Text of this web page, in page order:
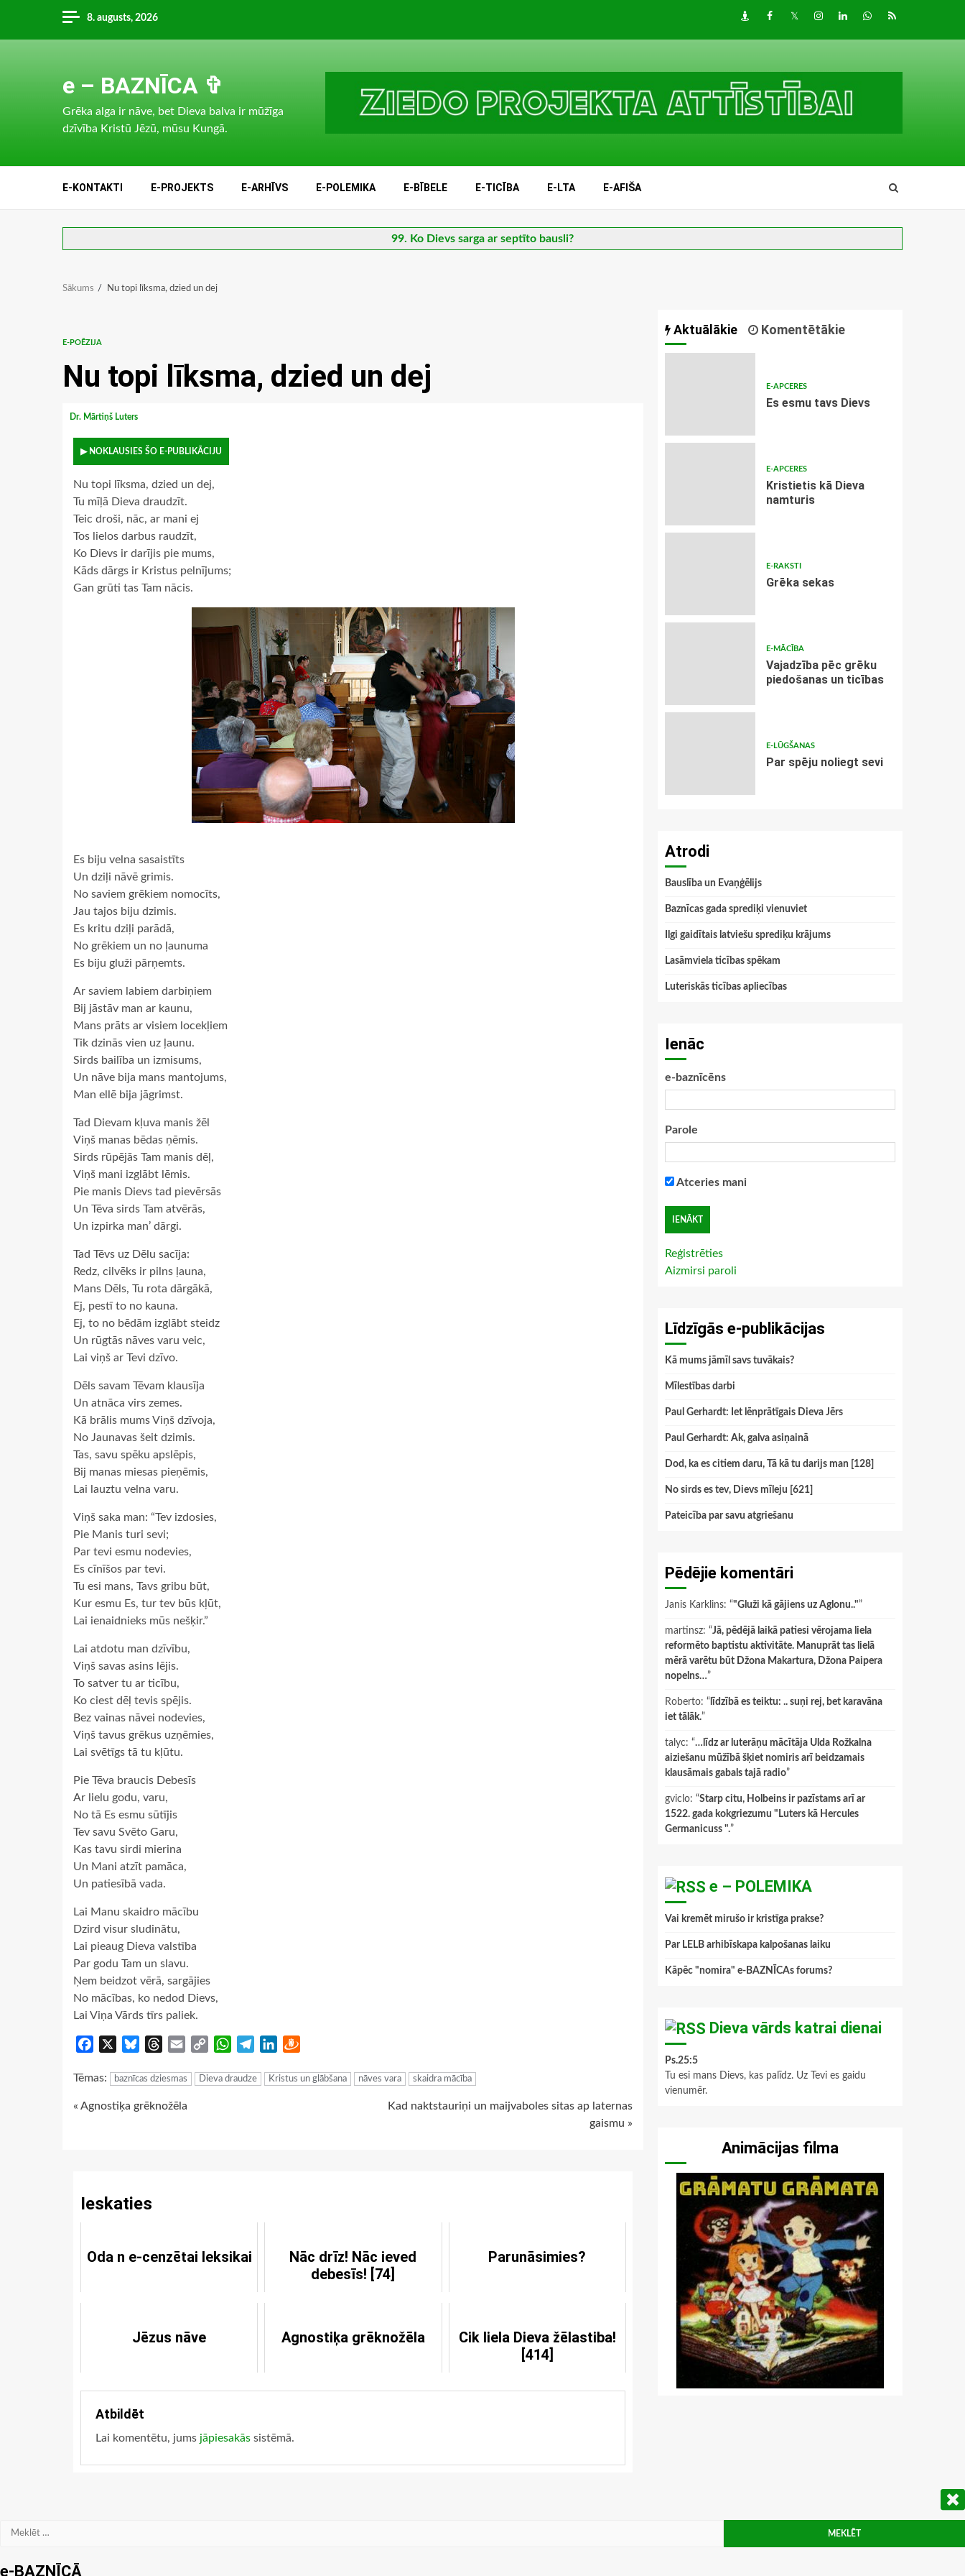
content
8. augusts, 2026 DraugiemFacebook
TwitterInstagram
LinkedInwhatsapp
RSS
e – BAZNĪCA ✞
Grēka alga ir nāve, bet Dieva balva ir mūžīga
dzīvība Kristū Jēzū, mūsu Kungā.
E-KONTAKTI E-PROJEKTS E-ARHĪVS E-POLEMIKA E-BĪBELE E-TICĪBA E-LTA E-AFIŠA
99. Ko Dievs sarga ar septīto bausli?
Sākums Nu topi līksma, dzied un dej
E-POĒZIJA
Nu topi līksma, dzied un dej
Dr. Mārtiņš Luters
▶ NOKLAUSIES ŠO E-PUBLIKĀCIJU
Nu topi līksma, dzied un dej,
Tu mīļā Dieva draudzīt.
Teic droši, nāc, ar mani ej
Tos lielos darbus raudzīt,
Ko Dievs ir darījis pie mums,
Kāds dārgs ir Kristus pelnījums;
Gan grūti tas Tam nācis.
Es biju velna sasaistīts
Un dziļi nāvē grimis.
No saviem grēkiem nomocīts,
Jau tajos biju dzimis.
Es kritu dziļi parādā,
No grēkiem un no ļaunuma
Es biju gluži pārņemts.
Ar saviem labiem darbiņiem
Bij jāstāv man ar kaunu,
Mans prāts ar visiem locekļiem
Tik dzinās vien uz ļaunu.
Sirds bailība un izmisums,
Un nāve bija mans mantojums,
Man ellē bija jāgrimst.
Tad Dievam kļuva manis žēl
Viņš manas bēdas ņēmis.
Sirds rūpējās Tam manis dēļ,
Viņš mani izglābt lēmis.
Pie manis Dievs tad pievērsās
Un Tēva sirds Tam atvērās,
Un izpirka man’ dārgi.
Tad Tēvs uz Dēlu sacīja:
Redz, cilvēks ir pilns ļauna,
Mans Dēls, Tu rota dārgākā,
Ej, pestī to no kauna.
Ej, to no bēdām izglābt steidz
Un rūgtās nāves varu veic,
Lai viņš ar Tevi dzīvo.
Dēls savam Tēvam klausīja
Un atnāca virs zemes.
Kā brālis mums Viņš dzīvoja,
No Jaunavas šeit dzimis.
Tas, savu spēku apslēpis,
Bij manas miesas pieņēmis,
Lai lauztu velna varu.
Viņš saka man: “Tev izdosies,
Pie Manis turi sevi;
Par tevi esmu nodevies,
Es cīnīšos par tevi.
Tu esi mans, Tavs gribu būt,
Kur esmu Es, tur tev būs kļūt,
Lai ienaidnieks mūs nešķir.”
Lai atdotu man dzīvību,
Viņš savas asins lējis.
To satver tu ar ticību,
Ko ciest dēļ tevis spējis.
Bez vainas nāvei nodevies,
Viņš tavus grēkus uzņēmies,
Lai svētīgs tā tu kļūtu.
Pie Tēva braucis Debesīs
Ar lielu godu, varu,
No tā Es esmu sūtījis
Tev savu Svēto Garu,
Kas tavu sirdi mierina
Un Mani atzīt pamāca,
Un patiesībā vada.
Lai Manu skaidro mācību
Dzird visur sludinātu,
Lai pieaug Dieva valstība
Par godu Tam un slavu.
Ņem beidzot vērā, sargājies
No mācības, ko nedod Dievs,
Lai Viņa Vārds tīrs paliek.
Facebook BlueskyThreads
Email
Copy
WhatsApp
TelegramLinkedIn
Tēmas: baznīcas dziesmas Dieva draudze Kristus un glābšana nāves vara skaidra mācība
Continue
« Agnostiķa grēknožēla
Kad naktstauriņi un maijvaboles sitas ap laternas
gaismu »
Ieskaties
Oda n e-cenzētai leksikai
Nāc drīz! Nāc ieved
debesīs! [74]
Parunāsimies?
Jēzus nāve Agnostiķa grēknožēla
Cik liela Dieva žēlastiba!
[414]
Atbildēt
Lai komentētu, jums jāpiesakās sistēmā.
Aktuālākie Komentētākie
E-APCERES
Es esmu tavs Dievs
E-APCERES
Kristietis kā Dieva
namturis
E-RAKSTI
Grēka sekas
E-MĀCĪBA
Vajadzība pēc grēku
piedošanas un ticības
E-LŪGŠANAS
Par spēju noliegt sevi
Atrodi
Bauslība un Evaņģēlijs
Baznīcas gada sprediķi vienuviet
Ilgi gaidītais latviešu sprediķu krājums
Lasāmviela ticības spēkam
Luteriskās ticības apliecības
Ienāc
e-baznīcēns
Parole
Atceries mani
Reģistrēties
Aizmirsi paroli
Līdzīgās e-publikācijas
Kā mums jāmīl savs tuvākais?
Mīlestības darbi
Paul Gerhardt: Iet lēnprātīgais Dieva Jērs
Paul Gerhardt: Ak, galva asiņainā
Dod, ka es citiem daru, Tā kā tu darijs man [128]
No sirds es tev, Dievs mīleju [621]
Pateicība par savu atgriešanu
Pēdējie komentāri
Janis Karklins: “"Gluži kā gājiens uz Aglonu.."”
martinsz: “Jā, pēdējā laikā patiesi vērojama liela
reformēto baptistu aktivitāte. Manuprāt tas lielā
mērā varētu būt Džona Makartura, Džona Paipera
nopelns…”
Roberto: “ līdzībā es teiktu: .. suņi rej, bet karavāna
iet tālāk.”
talyc: “…līdz ar luterāņu mācītāja Ulda Rožkalna
aiziešanu mūžībā šķiet nomiris arī beidzamais
klausāmais gabals tajā radio”
gviclo: “Starp citu, Holbeins ir pazīstams arī ar
1522. gada kokgriezumu "Luters kā Hercules
Germanicuss ".”
e – POLEMIKA
Vai kremēt mirušo ir kristīga prakse?
Par LELB arhibīskapa kalpošanas laiku
Kāpēc "nomira" e-BAZNĪCAs forums?
Dieva vārds katrai dienai
Ps.25:5
Tu esi mans Dievs, kas palīdz. Uz Tevi es gaidu
vienumēr.
Animācijas filma
Meklēt:
e-BAZNĪCĀ